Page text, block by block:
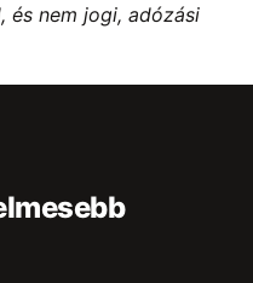
és nem jogi, adózási